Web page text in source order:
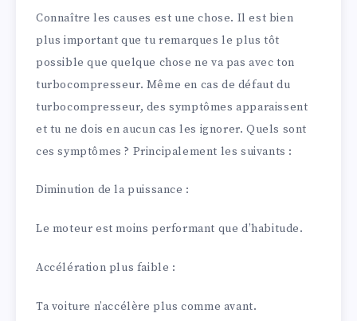
Connaître les causes est une chose. Il est bien
plus important que tu remarques le plus tôt
possible que quelque chose ne va pas avec ton
turbocompresseur. Même en cas de défaut du
turbocompresseur, des symptômes apparaissent
et tu ne dois en aucun cas les ignorer. Quels sont
ces symptômes ? Principalement les suivants :
Diminution de la puissance :
Le moteur est moins performant que d’habitude.
Accélération plus faible :
Ta voiture n’accélère plus comme avant.